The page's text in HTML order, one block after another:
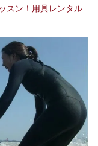
帰り温泉 龍宮殿本館
しての「箱根 芦ノ湖畔
の両方の魅力をたっぷ
神社、箱根元宮と箱根の
トです。
テルズワールドワイド
龍宮殿のPR記事です。
スン！用具レンタル